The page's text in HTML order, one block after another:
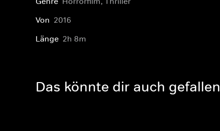
Von 2016
Länge 2h 8m
Das könnte dir auch gefallen